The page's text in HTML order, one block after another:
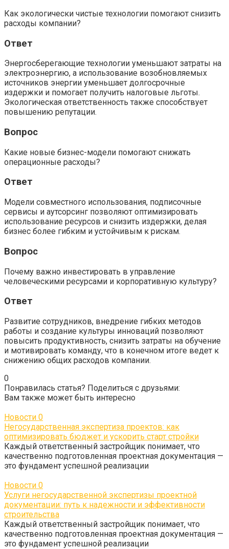
Как экологически чистые технологии помогают снизить
расходы компании?
Ответ
Энергосберегающие технологии уменьшают затраты на
электроэнергию, а использование возобновляемых
источников энергии уменьшает долгосрочные
издержки и помогает получить налоговые льготы.
Экологическая ответственность также способствует
повышению репутации.
Вопрос
Какие новые бизнес-модели помогают снижать
операционные расходы?
Ответ
Модели совместного использования, подписочные
сервисы и аутсорсинг позволяют оптимизировать
использование ресурсов и снизить издержки, делая
бизнес более гибким и устойчивым к рискам.
Вопрос
Почему важно инвестировать в управление
человеческими ресурсами и корпоративную культуру?
Ответ
Развитие сотрудников, внедрение гибких методов
работы и создание культуры инноваций позволяют
повысить продуктивность, снизить затраты на обучение
и мотивировать команду, что в конечном итоге ведет к
снижению общих расходов компании.
0
Понравилась статья? Поделиться с друзьями:
Вам также может быть интересно
Новости 0
Негосударственная экспертиза проектов: как
оптимизировать бюджет и ускорить старт стройки
Каждый ответственный застройщик понимает, что
качественно подготовленная проектная документация —
это фундамент успешной реализации
Новости 0
Услуги негосударственной экспертизы проектной
документации: путь к надежности и эффективности
строительства
Каждый ответственный застройщик понимает, что
качественно подготовленная проектная документация —
это фундамент успешной реализации